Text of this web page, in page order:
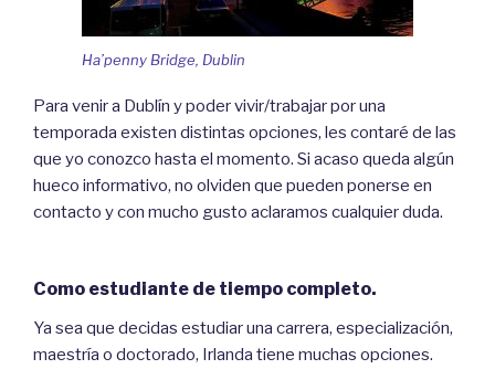
Ha’penny Bridge, Dublin
Para venir a Dublín y poder vivir/trabajar por una
temporada existen distintas opciones, les contaré de las
que yo conozco hasta el momento. Si acaso queda algún
hueco informativo, no olviden que pueden ponerse en
contacto y con mucho gusto aclaramos cualquier duda.
Como estudiante de tiempo completo.
Ya sea que decidas estudiar una carrera, especialización,
maestría o doctorado, Irlanda tiene muchas opciones.